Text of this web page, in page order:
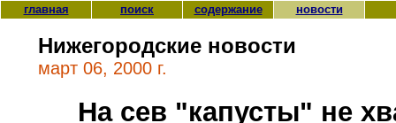
главная поиск содержание новости
Нижегородские новости
март 06, 2000 г.
На сев "капусты" не